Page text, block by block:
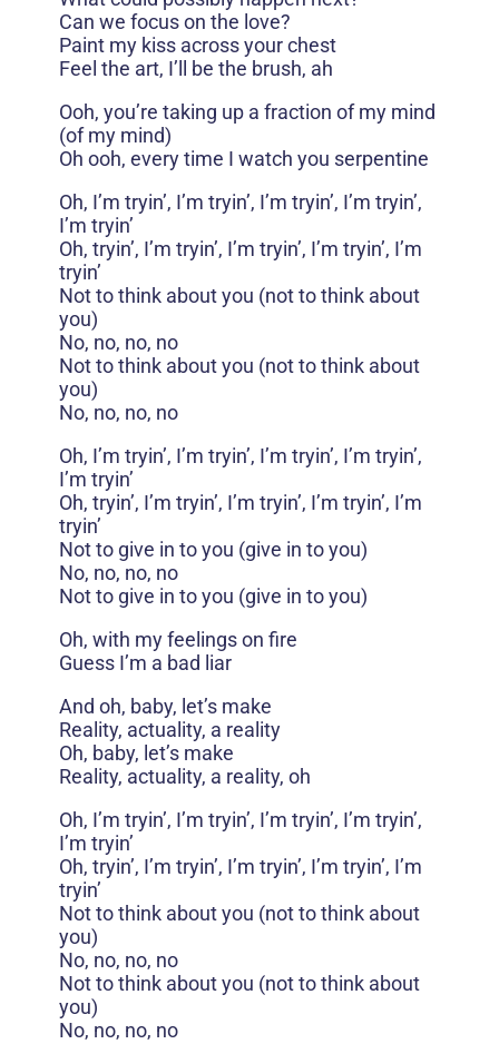
Can we focus on the love?
Paint my kiss across your chest
Feel the art, I’ll be the brush, ah
Ooh, you’re taking up a fraction of my mind
(of my mind)
Oh ooh, every time I watch you serpentine
Oh, I’m tryin’, I’m tryin’, I’m tryin’, I’m tryin’,
I’m tryin’
Oh, tryin’, I’m tryin’, I’m tryin’, I’m tryin’, I’m
tryin’
Not to think about you (not to think about
you)
No, no, no, no
Not to think about you (not to think about
you)
No, no, no, no
Oh, I’m tryin’, I’m tryin’, I’m tryin’, I’m tryin’,
I’m tryin’
Oh, tryin’, I’m tryin’, I’m tryin’, I’m tryin’, I’m
tryin’
Not to give in to you (give in to you)
No, no, no, no
Not to give in to you (give in to you)
Oh, with my feelings on fire
Guess I’m a bad liar
And oh, baby, let’s make
Reality, actuality, a reality
Oh, baby, let’s make
Reality, actuality, a reality, oh
Oh, I’m tryin’, I’m tryin’, I’m tryin’, I’m tryin’,
I’m tryin’
Oh, tryin’, I’m tryin’, I’m tryin’, I’m tryin’, I’m
tryin’
Not to think about you (not to think about
you)
No, no, no, no
Not to think about you (not to think about
you)
No, no, no, no